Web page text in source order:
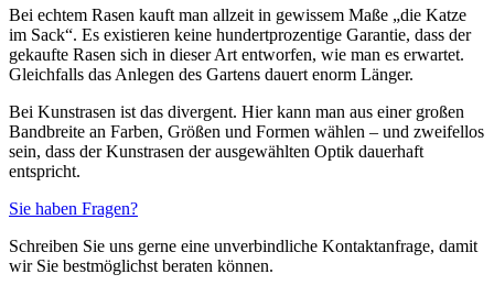
Bei echtem Rasen kauft man allzeit in gewissem Maße „die Katze
im Sack“. Es existieren keine hundertprozentige Garantie, dass der
gekaufte Rasen sich in dieser Art entworfen, wie man es erwartet.
Gleichfalls das Anlegen des Gartens dauert enorm Länger.
Bei Kunstrasen ist das divergent. Hier kann man aus einer großen
Bandbreite an Farben, Größen und Formen wählen – und zweifellos
sein, dass der Kunstrasen der ausgewählten Optik dauerhaft
entspricht.
Sie haben Fragen?
Schreiben Sie uns gerne eine unverbindliche Kontaktanfrage, damit
wir Sie bestmöglichst beraten können.